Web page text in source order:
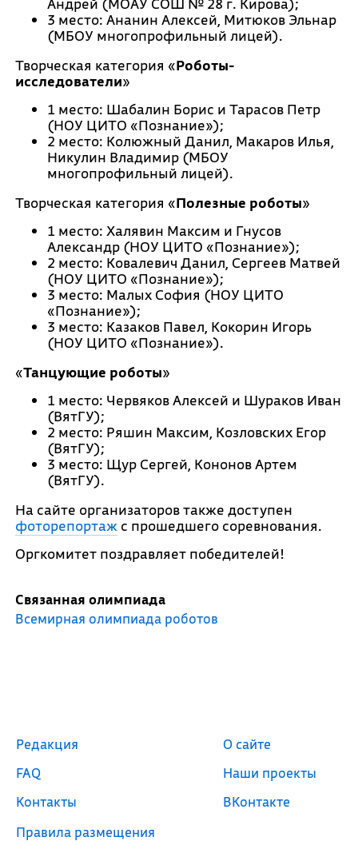
3 место: Ананин Алексей, Митюков Эльнар
(МБОУ многопрофильный лицей).
Творческая категория «Роботы-
исследователи»
1 место: Шабалин Борис и Тарасов Петр
(НОУ ЦИТО «Познание»);
2 место: Колюжный Данил, Макаров Илья,
Никулин Владимир (МБОУ
многопрофильный лицей).
Творческая категория «Полезные роботы»
1 место: Халявин Максим и Гнусов
Александр (НОУ ЦИТО «Познание»);
2 место: Ковалевич Данил, Сергеев Матвей
(НОУ ЦИТО «Познание»);
3 место: Малых София (НОУ ЦИТО
«Познание»);
3 место: Казаков Павел, Кокорин Игорь
(НОУ ЦИТО «Познание»).
«Танцующие роботы»
1 место: Червяков Алексей и Шураков Иван
(ВятГУ);
2 место: Ряшин Максим, Козловских Егор
(ВятГУ);
3 место: Щур Сергей, Кононов Артем
(ВятГУ).
На сайте организаторов также доступен
фоторепортажс прошедшего соревнования.
Оргкомитет поздравляет победителей!
Связанная олимпиада
Всемирная олимпиада роботов
Редакция
FAQ
Контакты
Правила размещения
О сайте
Наши проекты
ВКонтакте